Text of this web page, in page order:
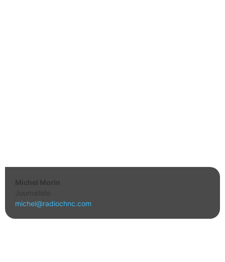
Michel Morin
Journaliste
michel@radiochnc.com